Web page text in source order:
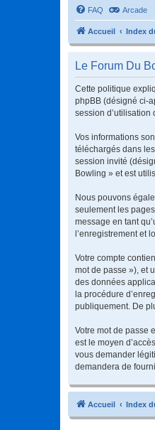
FAQ Arcade
Accueil Index
Le Forum Du
Cette politique
phpBB (désigné ci-
session d’utilisation
Vos informations
téléchargés dans
session invité
Bowling » et est
Nous pouvons
seulement les
message en tant
l’enregistrement et
Votre compte
mot de passe »), et
des données
la procédure
publiquement. De
Votre mot de passe
est le moyen
vous demander
demandera de
Accueil Index